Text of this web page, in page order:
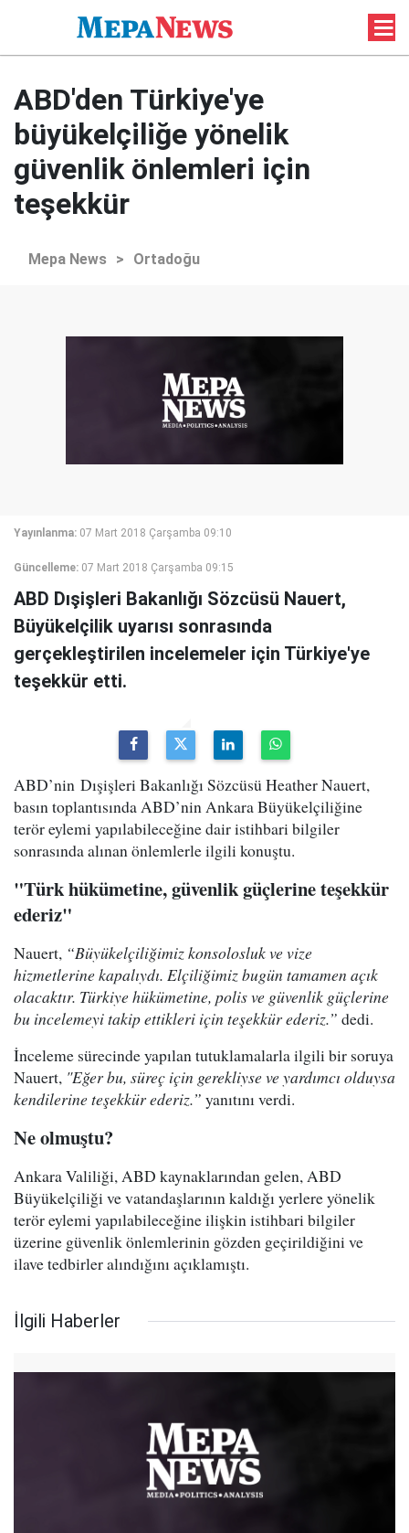
ABD'den Türkiye'ye
büyükelçiliğe yönelik
güvenlik önlemleri için
teşekkür
Mepa News > Ortadoğu
Yayınlanma: 07 Mart 2018 Çarşamba 09:10
Güncelleme: 07 Mart 2018 Çarşamba 09:15
ABD Dışişleri Bakanlığı Sözcüsü Nauert,
Büyükelçilik uyarısı sonrasında
gerçekleştirilen incelemeler için Türkiye'ye
teşekkür etti.
ABD’nin Dışişleri Bakanlığı Sözcüsü Heather Nauert,
basın toplantısında ABD’nin Ankara Büyükelçiliğine
terör eylemi yapılabileceğine dair istihbari bilgiler
sonrasında alınan önlemlerle ilgili konuştu.
"Türk hükümetine, güvenlik güçlerine teşekkür
ederiz"
Nauert, “Büyükelçiliğimiz konsolosluk ve vize
hizmetlerine kapalıydı. Elçiliğimiz bugün tamamen açık
olacaktır. Türkiye hükümetine, polis ve güvenlik güçlerine
bu incelemeyi takip ettikleri için teşekkür ederiz.” dedi.
İnceleme sürecinde yapılan tutuklamalarla ilgili bir soruya
Nauert, "Eğer bu, süreç için gerekliyse ve yardımcı olduysa
kendilerine teşekkür ederiz.” yanıtını verdi.
Ne olmuştu?
Ankara Valiliği, ABD kaynaklarından gelen, ABD
Büyükelçiliği ve vatandaşlarının kaldığı yerlere yönelik
terör eylemi yapılabileceğine ilişkin istihbari bilgiler
üzerine güvenlik önlemlerinin gözden geçirildiğini ve
ilave tedbirler alındığını açıklamıştı.
İlgili Haberler